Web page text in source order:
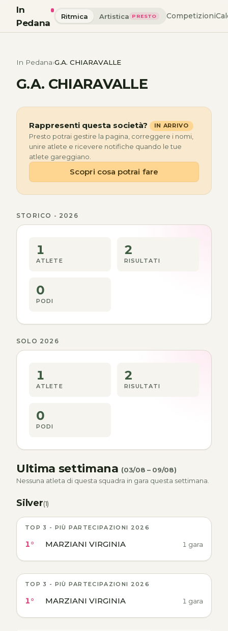
In
Pedana
Ritmica Artistica PRESTO Competizioni
In Pedana G.A. CHIARAVALLE
G.A. CHIARAVALLE
Rappresenti questa società? IN ARRIVO
Presto potrai gestire la pagina, correggere i nomi,
unire atlete e ricevere notifiche quando le tue
atlete gareggiano.
Scopri cosa potrai fare
STORICO - 2026
1
ATLETE
2
RISULTATI
0
PODI
SOLO 2026
1
ATLETE
2
RISULTATI
0
PODI
Ultima settimana (03/08 – 09/08)
Nessuna atleta di questa squadra in gara questa settimana.
Silver(1)
TOP 3 - PIÙ PARTECIPAZIONI 2026
1° MARZIANI VIRGINIA 1 gara
TOP 3 - PIÙ PARTECIPAZIONI 2026
1° MARZIANI VIRGINIA 1 gara